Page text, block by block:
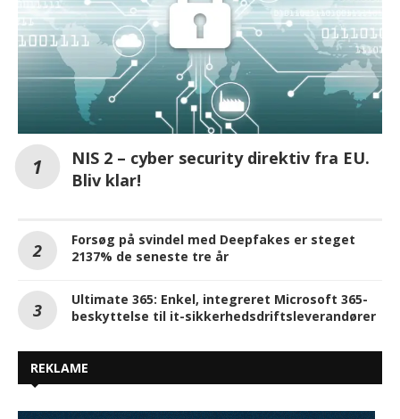
NIS 2 – cyber security direktiv fra EU.
Bliv klar!
Forsøg på svindel med Deepfakes er steget
2137% de seneste tre år
Ultimate 365: Enkel, integreret Microsoft 365-
beskyttelse til it-sikkerhedsdriftsleverandører
REKLAME